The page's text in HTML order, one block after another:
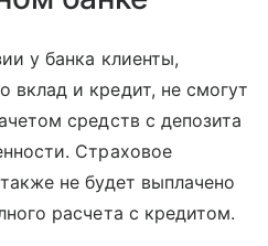
у банка клиенты,
и кредит, не смогут
средств с депозита
Страховое
не будет выплачено
расчета с кредитом.